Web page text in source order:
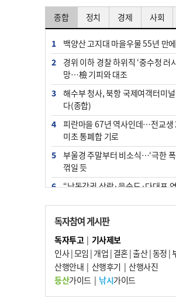
종합 정치 경제 사회
1
백양산 고지대 마을우물 55년 만
2
경위 이하 경찰 하위직 ‘중수청 러
망…檢 기피와 대조
3
해수부 청사, 북항 국제여객터미
다(종합)
4
피란마을 67년 역사인데…전교생
미초 통폐합 기로
5
부울경 주말부터 비소식…‘극한
꺾일 듯
6
“낙동강권 삼락·을숙도·다대포
7
오늘의 날씨- 2026년 8월 7일
8
외국인 선원 ‘인신매매 경유지’ 된
우려가 현실로
9
[사설] 해수부 신청사 북항으로 확
수도 도약의 전환점
10 르노 못 타는 부산시장…관용차
독자참여 게시판
독자투고| 기사제보
인사|모임 | 개업 | 결혼|출산|동정 |
산행안내 | 산행후기 | 산행사진
등산가이드| 낚시가이드